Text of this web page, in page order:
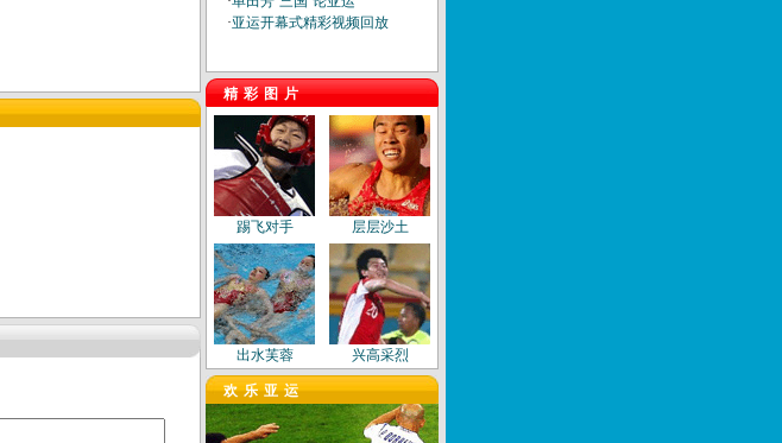
·亚运开幕式精彩视频回放
精彩图片
踢飞对手 层层沙土
出水芙蓉 兴高采烈
欢乐亚运